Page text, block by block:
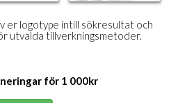
er logotype intill sökresultat och
utvalda tillverkningsmetoder.
för 1 000kr